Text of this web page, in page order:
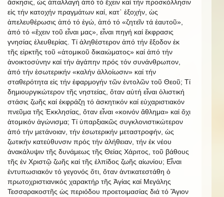
ἄσκησις, ὡς ἀπαλλαγή ἀπό τό ἔχειν καί τήν προσκόλλησιν
εἰς τήν κατοχήν πραγμάτων καί, κατ᾿ ἐξοχήν, ὡς
ἀπελευθέρωσις ἀπό τό ἐγώ, ἀπό τό «ζητεῖν τά ἑαυτοῦ»,
ἀπό τό «ἔχειν τοῦ εἶναι μας», εἶναι πηγή καί ἔκφρασις
γνησίας ἐλευθερίας. Τί ἀληθέστερον ἀπό τήν ἔξοδον ἐκ
τῆς εἱρκτῆς τοῦ «ἀτομικοῦ δικαιώματος» καί ἀπό τήν
ἀνοικτοσύνην καί τήν ἀγάπην πρός τόν συνάνθρωπον,
ἀπό τήν ἐσωτερικήν «καλήν ἀλλοίωσιν» καί τήν
σταθερότητα εἰς τήν ἐφαρμογήν τῶν ἐντολῶν τοῦ Θεοῦ; Τί
δημιουργικώτερον τῆς νηστείας, ὅταν αὐτή εἶναι ὁλιστική
στάσις ζωῆς καί ἐκφράζῃ τό ἀσκητικόν καί εὐχαριστιακόν
πνεῦμα τῆς Ἐκκλησίας, ὅταν εἶναι «κοινόν ἄθλημα» καί ὄχι
ἀτομικόν ἀγώνισμα; Τί ὑπαρξιακῶς συγκλονιστικώτερον
ἀπό τήν μετάνοιαν, τήν ἐσωτερικήν μεταστροφήν, ὡς
ζωτικήν κατεύθυνσιν πρός τήν ἀλήθειαν, τήν ἐκ νέου
ἀνακάλυψιν τῆς δυνάμεως τῆς Θείας Χάριτος, τοῦ βάθους
τῆς ἐν Χριστῷ ζωῆς καί τῆς ἐλπίδος ζωῆς αἰωνίου; Εἶναι
ἐντυπωσιακόν τό γεγονός ὅτι, ὅταν ἀντικατεστάθη ὁ
πρωτοχριστιανικός χαρακτήρ τῆς Ἁγίας καί Μεγάλης
Τεσσαρακοστῆς ὡς περιόδου προετοιμασίας διά τό Ἅγιον